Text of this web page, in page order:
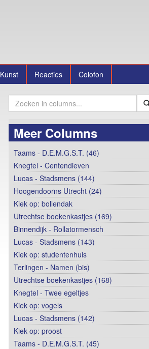
Kunst Reacties Colofon
Meer Columns
Taams - D.E.M.G.S.T. (46)
Knegtel - Centendieven
Lucas - Stadsmens (144)
Hoogendoorns Utrecht (24)
Kiek op: bollendak
Utrechtse boekenkastjes (169)
Binnendijk - Rollatormensch
Lucas - Stadsmens (143)
Kiek op: studentenhuis
Terlingen - Namen (bis)
Utrechtse boekenkastjes (168)
Knegtel - Twee egeltjes
Kiek op: vogels
Lucas - Stadsmens (142)
Kiek op: proost
Taams - D.E.M.G.S.T. (45)